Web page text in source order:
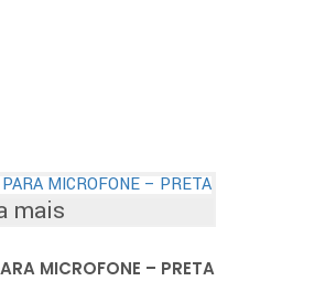
mais
MICROFONE – PRETA